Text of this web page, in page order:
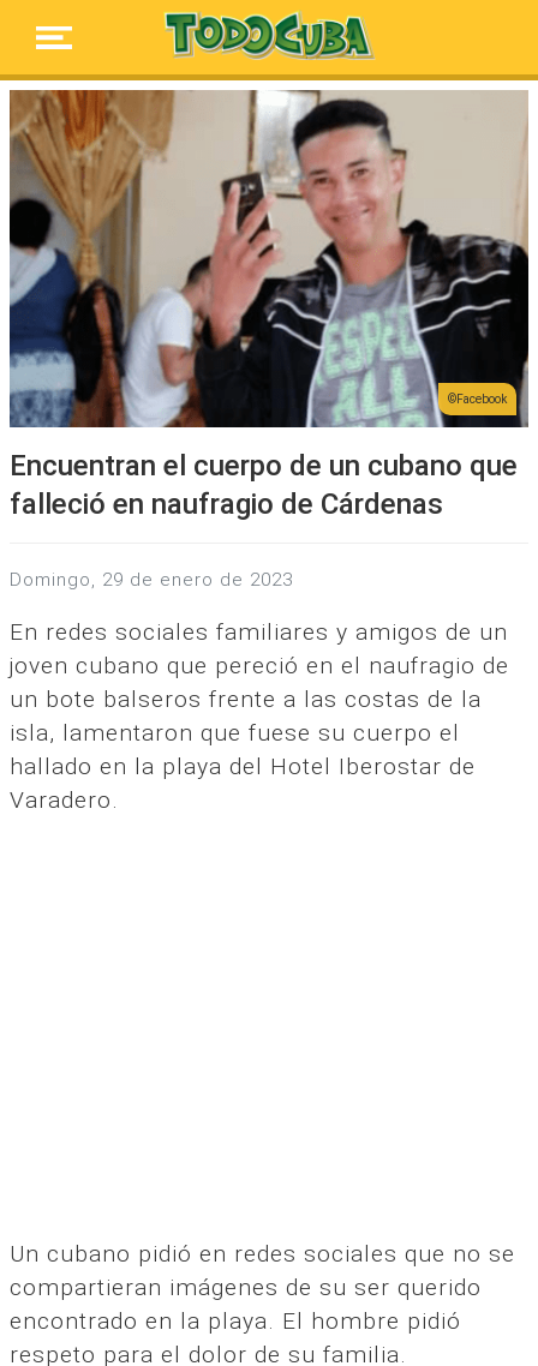
Facebook
Encuentran el cuerpo de un cubano que
falleció en naufragio de Cárdenas
domingo, 29 de enero de 2023
En redes sociales familiares y amigos de un
joven cubano que pereció en el naufragio de
un bote balseros frente a las costas de la
isla, lamentaron que fuese su cuerpo el
hallado en la playa del Hotel Iberostar de
Varadero.
Un cubano pidió en redes sociales que no se
compartieran imágenes de su ser querido
encontrado en la playa. El hombre pidió
respeto para el dolor de su familia.